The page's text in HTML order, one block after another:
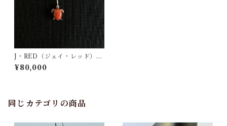
J・RED（ジェイ・レッド）ペ
ンダント jr-09
¥80,000
同じカテゴリの商品